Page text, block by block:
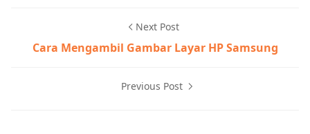
Next Post
Cara Mengambil Gambar Layar HP Samsung
Previous Post